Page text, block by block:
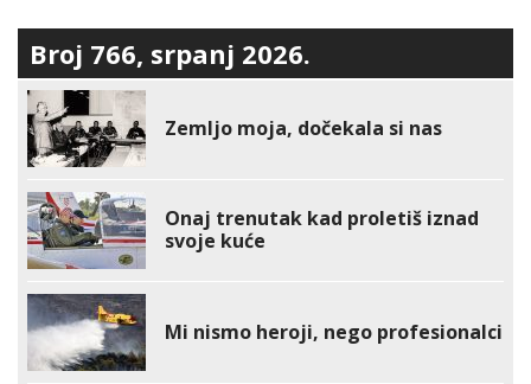
Broj 766, srpanj 2026.
Zemljo moja, dočekala si nas
Onaj trenutak kad proletiš iznad
svoje kuće
Mi nismo heroji, nego profesionalci